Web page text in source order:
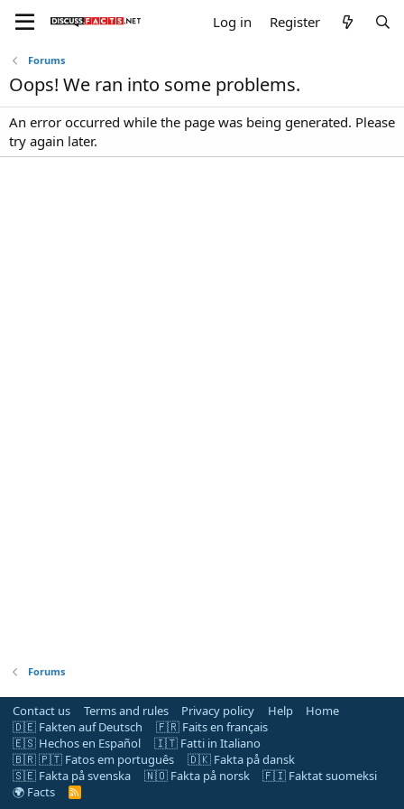
Log in Register
Forums
Oops! We ran into some problems.
An error occurred while the page was being generated. Please
try again later.
Forums
Contact us Terms and rules Privacy policy Help
Home
🇩🇪 Fakten auf Deutsch
🇫🇷 Faits en français
🇪🇸 Hechos en Español
🇮🇹 Fatti in Italiano
🇧🇷 🇵🇹 Fatos em português
🇩🇰 Fakta på dansk
🇸🇪 Fakta på svenska
🇳🇴 Fakta på norsk
🇫🇮 Faktat suomeksi
🌍 Facts
R